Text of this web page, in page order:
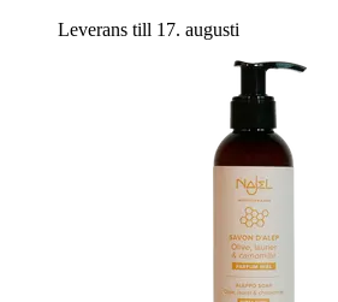
Leverans till 17. augusti